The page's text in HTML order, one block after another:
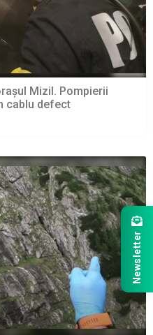
Mizil. Pompierii
cablu defect
Newsletter